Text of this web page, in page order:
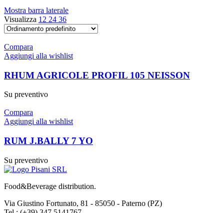
Mostra barra laterale
Visualizza 12 24 36
Compara
Aggiungi alla wishlist
RHUM AGRICOLE PROFIL 105 NEISSON
Su preventivo
Compara
Aggiungi alla wishlist
RUM J.BALLY 7 YO
Su preventivo
Food&Beverage distribution.
Via Giustino Fortunato, 81 - 85050 - Paterno (PZ)